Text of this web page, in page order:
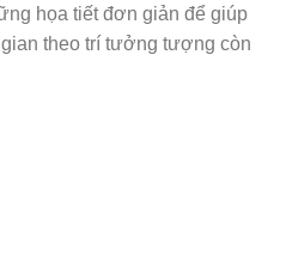
họa tiết đơn giản để giúp
theo trí tưởng tượng còn